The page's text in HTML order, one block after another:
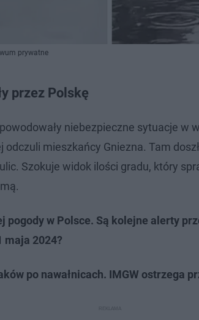
prywatne
przez Polskę
niebezpieczne sytuacje w
mieszkańcy Gniezna. Tam
Szokuje widok ilości gradu, który
pogody w Polsce. Są kolejne alerty
maja 2024?
po nawałnicach. IMGW ostrzega